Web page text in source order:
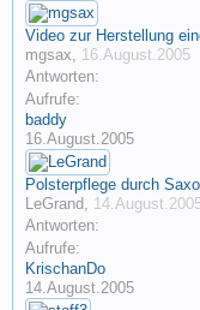
Video zur Herstellung
mgsax, 16.August.2005
Antworten:
Aufrufe:
baddy
16.August.2005
Polsterpflege durch
LeGrand,
Antworten:
Aufrufe:
KrischanDo
14.August.2005